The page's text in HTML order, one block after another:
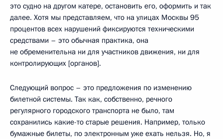
это судно на другом катере, остановить его, оформить и так
далее. Хотя мы представляем, что на улицах Москвы 95
процентов всех нарушений фиксируются техническими
средствами – это обычная практика, она
не обременительна ни для участников движения, ни для
контролирующих [органов].
Следующий вопрос – это предложения по изменению
билетной системы. Так как, собственно, речного
регулярного городского транспорта не было, там
сохранились какие-то старые решения. Например, только
бумажные билеты, по электронным уже ехать нельзя. Но, я